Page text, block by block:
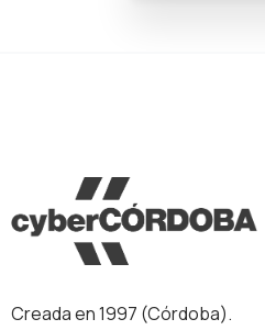
Creada en 1997 (Córdoba).